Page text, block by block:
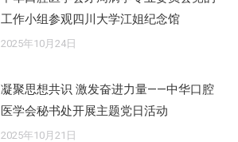
工作小组参观四川大学江姐纪念馆
2025年10月24日
凝聚思想共识 激发奋进力量——中华口腔
医学会秘书处开展主题党日活动
2025年10月21日